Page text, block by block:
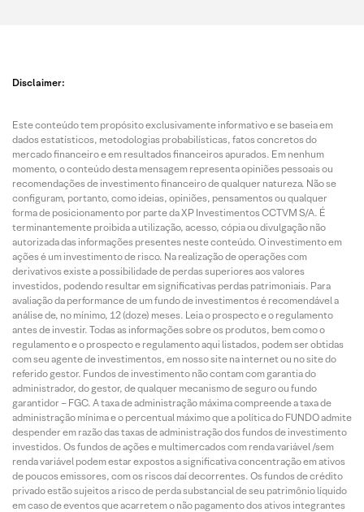
Disclaimer:
Este conteúdo tem propósito exclusivamente informativo e se baseia em
dados estatísticos, metodologias probabilísticas, fatos concretos do
mercado financeiro e em resultados financeiros apurados. Em nenhum
momento, o conteúdo desta mensagem representa opiniões pessoais ou
recomendações de investimento financeiro de qualquer natureza. Não se
configuram, portanto, como ideias, opiniões, pensamentos ou qualquer
forma de posicionamento por parte da XP Investimentos CCTVM S/A. É
terminantemente proibida a utilização, acesso, cópia ou divulgação não
autorizada das informações presentes neste conteúdo. O investimento em
ações é um investimento de risco. Na realização de operações com
derivativos existe a possibilidade de perdas superiores aos valores
investidos, podendo resultar em significativas perdas patrimoniais. Para
avaliação da performance de um fundo de investimentos é recomendável a
análise de, no mínimo, 12 (doze) meses. Leia o prospecto e o regulamento
antes de investir. Todas as informações sobre os produtos, bem como o
regulamento e o prospecto e regulamento aqui listados, podem ser obtidas
com seu agente de investimentos, em nosso site na internet ou no site do
referido gestor. Fundos de investimento não contam com garantia do
administrador, do gestor, de qualquer mecanismo de seguro ou fundo
garantidor – FGC. A taxa de administração máxima compreende a taxa de
administração mínima e o percentual máximo que a política do FUNDO admite
despender em razão das taxas de administração dos fundos de investimento
investidos. Os fundos de ações e multimercados com renda variável /sem
renda variável podem estar expostos a significativa concentração em ativos
de poucos emissores, com os riscos daí decorrentes. Os fundos de crédito
privado estão sujeitos a risco de perda substancial de seu patrimônio líquido
em caso de eventos que acarretem o não pagamento dos ativos integrantes